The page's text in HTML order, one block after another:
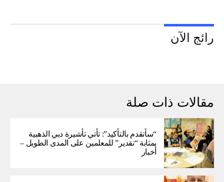
رائج الآن
مقالات ذات صلة
“سأتقدم بالتأكيد”: تأتي تأشيرة دبي الذهبية
بمثابة “تقدير” للمعلمين على المدى الطويل –
أخبار